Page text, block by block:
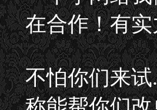
在合作！有
不怕你们来